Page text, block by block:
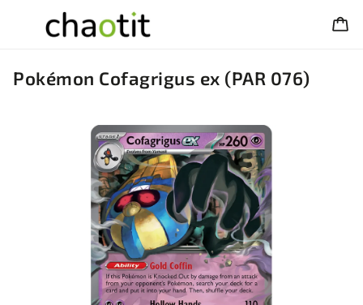
Pokémon Cofagrigus ex (PAR 076)